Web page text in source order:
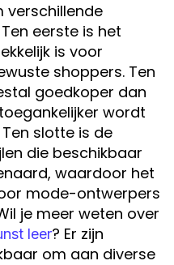
verschillende
eerste is het
is voor
shoppers. Ten
goedkoper dan
wordt
slotte is de
die beschikbaar
waardoor het
mode-ontwerpers
je meer weten over
leer? Er zijn
om aan diverse